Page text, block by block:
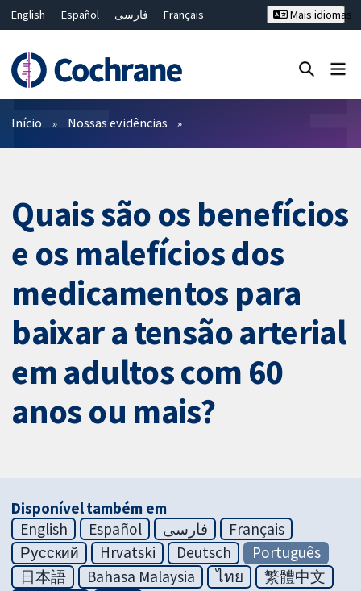
English Español فارسی
Français
Bahasa Malaysia
ไทย 繁體中文
Mais idiomas
Filtros
Início Nossas evidências
Quais são os benefícios
e os malefícios dos
medicamentos para
baixar a tensão arterial
em adultos com 60
anos ou mais?
Disponível também em
English
Español فارسی
Français
Русский
Hrvatski Deutsch
Português
日本語
Bahasa Malaysia ไทย
繁體中文